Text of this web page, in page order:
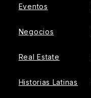
Eventos
Negocios
Real Estate
Historias Latinas